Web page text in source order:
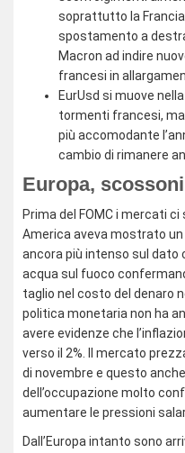
soprattutto la
spostamento a
Macron ad indire
francesi in
EurUsd si muove
tormenti francesi, ma
più accomodante
cambio di rimanere
Europa,
Prima del FOMC i mercati ci
America aveva mostrato
ancora più intenso sul dato
acqua sul fuoco
taglio nel costo del denaro
politica monetaria non ha
avere evidenze che
verso il 2%. Il mercato
di novembre e questo
dell’occupazione molto
aumentare le pressioni
Dall’Europa intanto sono